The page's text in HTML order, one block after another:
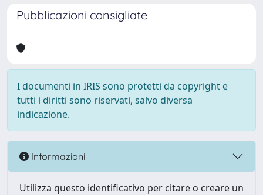
Pubblicazioni consigliate
I documenti in IRIS sono protetti da copyright e
tutti i diritti sono riservati, salvo diversa
indicazione.
Informazioni
Utilizza questo identificativo per citare o creare un